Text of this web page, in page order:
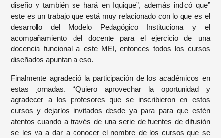
diseño y también se hará en Iquique”, además indicó que”
este es un trabajo que está muy relacionado con lo que es el
desarrollo del Modelo Pedagógico Institucional y el
acompañamiento del docente para el ejercicio de una
docencia funcional a este MEI, entonces todos los cursos
diseñados apuntan a eso.
Finalmente agradeció la participación de los académicos en
estas jornadas. “Quiero aprovechar la oportunidad y
agradecer a los profesores que se inscribieron en estos
cursos y dejarlos invitados desde ya para para que estén
atentos cuando a través de una serie de fuentes de difusión
se les va a dar a conocer el nombre de los cursos que se